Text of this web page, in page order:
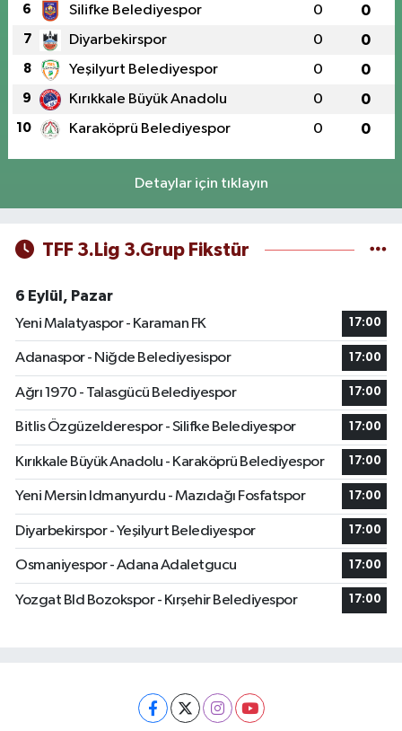
6 Silifke Belediyespor 0 0
7 Diyarbekirspor 0 0
8 Yeşilyurt Belediyespor 0 0
9 Kırıkkale Büyük Anadolu 0 0
10 Karaköprü Belediyespor 0 0
Detaylar için tıklayın
TFF 3.Lig 3.Grup Fikstür
6 Eylül, Pazar
Yeni Malatyaspor - Karaman FK
17:00
Adanaspor - Niğde Belediyesispor 17:00
Ağrı 1970 - Talasgücü Belediyespor 17:00
Bitlis Özgüzelderespor - Silifke Belediyespor 17:00
Kırıkkale Büyük Anadolu - Karaköprü Belediyespor 17:00
Yeni Mersin Idmanyurdu - Mazıdağı Fosfatspor 17:00
Diyarbekirspor - Yeşilyurt Belediyespor 17:00
Osmaniyespor - Adana Adaletgucu 17:00
Yozgat Bld Bozokspor - Kırşehir Belediyespor 17:00